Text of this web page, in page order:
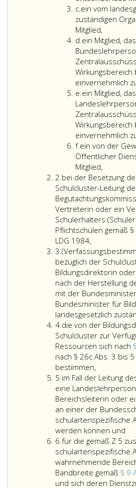
Dienststelle
im
Sinne
des
Paragraph
278,
Absatz
eins,
Maßgaben
Anwendung,
dass
c.Litera
c
ein vom
zuständigen
Mitglied,
d.Litera
d
ein Mitglied,
einvernehmlich
e.Litera
e
ein Mitglied,
einvernehmlich
f.Litera
f
ein von der
Öffentlicher
Mitglied,
2.Ziffer
2
bei der Besetzung
Schulcluster-Leitung
Vertreterin oder ein
Schulerhalters
Pflichtschulen gemäß
LDG 1984,bei
der
Besetzung
der
Funktion
Schulcluster-
Leitung
der
zusätzlich
eine
Vertreterin
oder
ein
Vertreter
des
der
gemäß
Paragraph
26
a,
3.Ziffer
3
(
bezüglich der
Bildungsdirektorin
nach der Herstellung
mit der
Bundesminister für
landesgesetzlich
4.Ziffer
4
die von der
Schulcluster zur
Ressourcen sich nach
nach § 26c Abs. 3 bis
bestimmen,die
von
der
dem
zur
Verfügung
zu
stellenden
sich
5.Ziffer
5
im Fall der Leitung
eine
Bereichsleiterin oder
an einer der
schulartenspezifische
werden können und
6.Ziffer
6
für die gemäß Z 5
schulartenspezifische
wahrnehmende
Bandbreite gemäß § 9
und sich deren